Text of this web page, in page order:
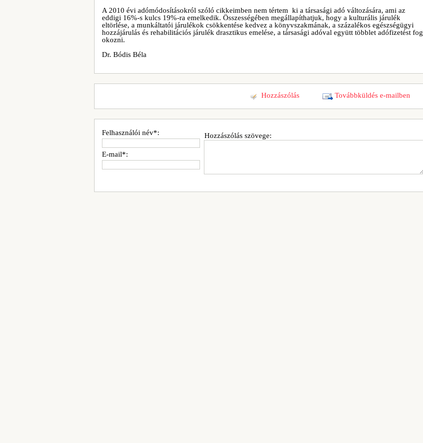
A 2010 évi adómódosításokról szóló cikkeimben nem tértem ki a társasági adó változására, ami az
eddigi 16%-s kulcs 19%-ra emelkedik. Összességében megállapíthatjuk, hogy a kulturális járulék
eltörlése, a munkáltatói járulékok csökkentése kedvez a könyvszakmának, a százalékos egészségügyi
hozzájárulás és rehabilitációs járulék drasztikus emelése, a társasági adóval együtt többlet adófizetést fog
okozni.
Dr. Bódis Béla
Továbbküldés e-mailben
Hozzászólás
Hozzászólás szövege:
Felhasználói név*:
E-mail*: